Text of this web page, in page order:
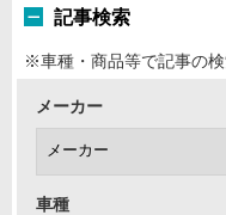
記事検索
※車種・商品等で記事の
メーカー
車種